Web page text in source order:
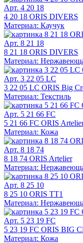
Арт. 4 20 18
4 20 18 ORIS DIVERS
Материал: Каучук
Арт. 8 21 18
8 21 18 ORIS DIVERS
Материал:
Арт. 3 22 05 LC
3 22 05 LC ORIS Big
Материал: Текстиль
Арт. 5 21 66 FC
5 21 66 FC ORIS
Материал: Кожа
Арт. 8 18 74
8 18 74 ORIS Artelier
Материал:
Арт. 8 25 10
8 25 10 ORIS TT1
Материал:
Арт. 5 23 19 FC
5 23 19 FC ORIS BIG
Материал: Кожа